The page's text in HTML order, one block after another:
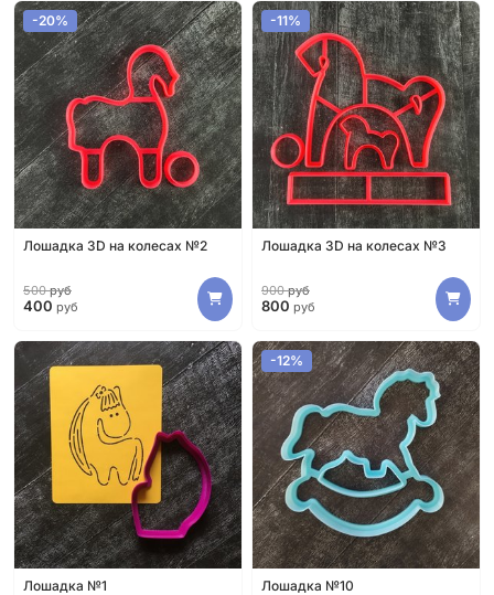
-20%
Лошадка 3D на колесах №2
500руб
400 руб
-11%
Лошадка 3D на колесах №3
900руб
800 руб
Лошадка №1
-12%
Лошадка №10